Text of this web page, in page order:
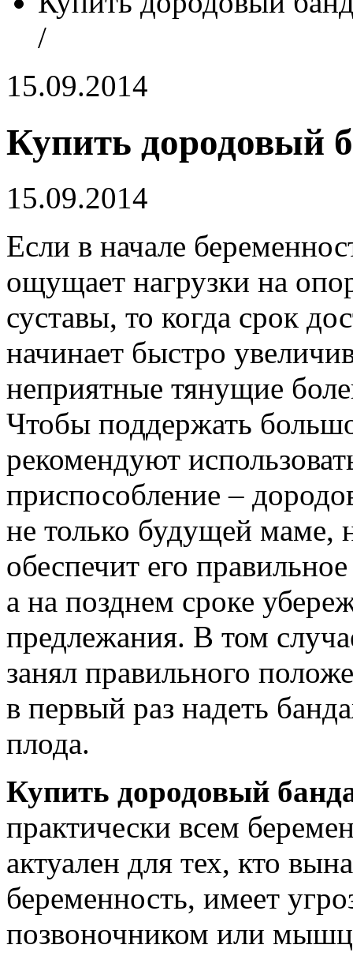
/
15.09.2014
Купить дородовый
15.09.2014
Если в начале
ощущает нагрузки на
суставы, то когда срок
начинает быстро
неприятные тянущие
Чтобы поддержать
рекомендуют
приспособление –
не только будущей маме,
обеспечит его
а на позднем сроке
предлежания. В том
занял правильного
в первый раз надеть
плода.
Купить дородовый
практически всем
актуален для тех, кто
беременность, имеет
позвоночником или